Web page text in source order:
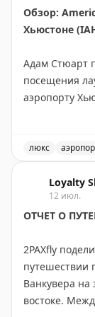
выгодные
превышает
покупкой
Tyler Glatt|
Обзор:
Хьюстоне
Адам Стюарт
посещения
аэропорту
США.
очередь.
интернет,
Минусы:
сравнению с
вход. Общая
Express
люкс
Loyalty
12 июл.
ОТЧЕТ О
2PAXfly
путешествии
Ванкувера
востоке.